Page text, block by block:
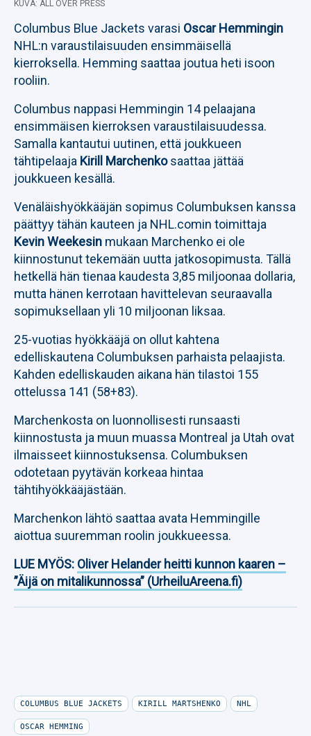
KUVA: ALL OVER PRESS
Columbus Blue Jackets varasi Oscar Hemmingin
NHL:n varaustilaisuuden ensimmäisellä
kierroksella. Hemming saattaa joutua heti isoon
rooliin.
Columbus nappasi Hemmingin 14 pelaajana
ensimmäisen kierroksen varaustilaisuudessa.
Samalla kantautui uutinen, että joukkueen
tähtipelaaja Kirill Marchenkosaattaa jättää
joukkueen kesällä.
Venäläishyökkääjän sopimus Columbuksen kanssa
päättyy tähän kauteen ja NHL.comin toimittaja
Kevin Weekesin mukaan Marchenko ei ole
kiinnostunut tekemään uutta jatkosopimusta. Tällä
hetkellä hän tienaa kaudesta 3,85 miljoonaa dollaria,
mutta hänen kerrotaan havittelevan seuraavalla
sopimuksellaan yli 10 miljoonan liksaa.
25-vuotias hyökkääjä on ollut kahtena
edelliskautena Columbuksen parhaista pelaajista.
Kahden edelliskauden aikana hän tilastoi 155
ottelussa 141 (58+83).
Marchenkosta on luonnollisesti runsaasti
kiinnostusta ja muun muassa Montreal ja Utah ovat
ilmaisseet kiinnostuksensa. Columbuksen
odotetaan pyytävän korkeaa hintaa
tähtihyökkääjästään.
Marchenkon lähtö saattaa avata Hemmingille
aiottua suuremman roolin joukkueessa.
LUE MYÖS: Oliver Helander heitti kunnon kaaren –
”Äijä on mitalikunnossa” (UrheiluAreena.fi)
COLUMBUS BLUE JACKETS KIRILL MARTSHENKO NHL
OSCAR HEMMING